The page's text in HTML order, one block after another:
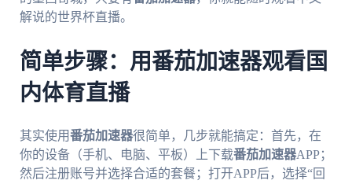
解说的世界杯直播。
简单步骤：用番茄加速器观看国
内体育直播
其实使用番茄加速器很简单，几步就能搞定：首先，在
你的设备（手机、电脑、平板）上下载番茄加速器APP；
然后注册账号并选择合适的套餐；打开APP后，选择“回